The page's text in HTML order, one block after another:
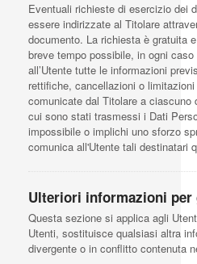
Eventuali richieste di esercizio dei
essere indirizzate al Titolare
documento. La richiesta è gratuita
breve tempo possibile, in ogni
all’Utente tutte le informazioni
rettifiche, cancellazioni o
comunicate dal Titolare a
cui sono stati trasmessi i Dati
impossibile o implichi uno sforzo
comunica all'Utente tali destinatari
Ulteriori informazioni
Questa sezione si applica agli
Utenti, sostituisce qualsiasi altra
divergente o in conflitto contenuta